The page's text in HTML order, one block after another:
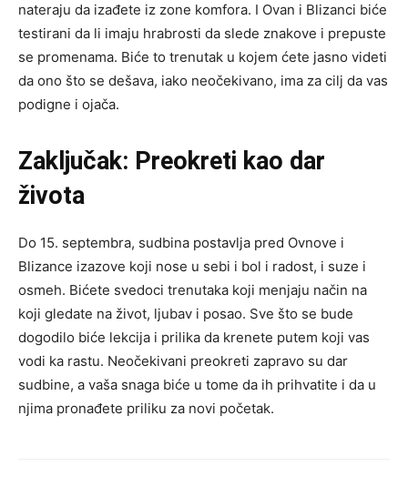
nateraju da izađete iz zone komfora. I Ovan i Blizanci biće
testirani da li imaju hrabrosti da slede znakove i prepuste
se promenama. Biće to trenutak u kojem ćete jasno videti
da ono što se dešava, iako neočekivano, ima za cilj da vas
podigne i ojača.
Zaključak: Preokreti kao dar
života
Do 15. septembra, sudbina postavlja pred Ovnove i
Blizance izazove koji nose u sebi i bol i radost, i suze i
osmeh. Bićete svedoci trenutaka koji menjaju način na
koji gledate na život, ljubav i posao. Sve što se bude
dogodilo biće lekcija i prilika da krenete putem koji vas
vodi ka rastu. Neočekivani preokreti zapravo su dar
sudbine, a vaša snaga biće u tome da ih prihvatite i da u
njima pronađete priliku za novi početak.